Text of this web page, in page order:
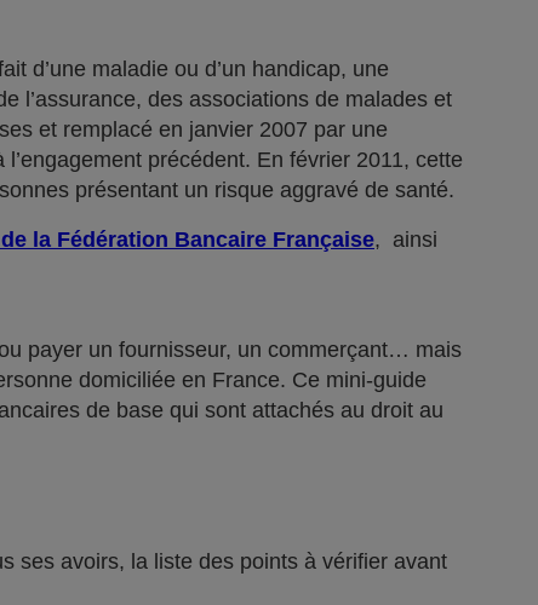
d’une maladie ou d’un handicap, une
l’assurance, des associations de malades et
et remplacé en janvier 2007 par une
précédent. En février 2011, cette
présentant un risque aggravé de santé.
la Fédération Bancaire Française, ainsi
payer un fournisseur, un commerçant… mais
domiciliée en France. Ce mini-guide
de base qui sont attachés au droit au
ses avoirs, la liste des points à vérifier avant